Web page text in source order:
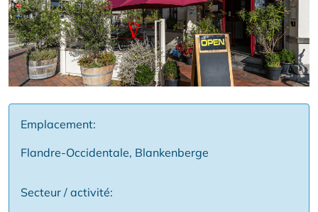
Emplacement:
Flandre-Occidentale, Blankenberge
Secteur / activité: